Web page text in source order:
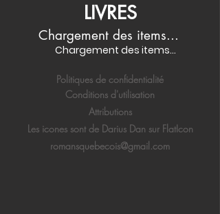
LIVRES
Chargement des items...
Chargement des items...
Politiques de confidentialité
Conditions d'utilisation
Attributions
Les icones sont de Darius Dan sur FlatIcon
romansquebecois@gmail.com